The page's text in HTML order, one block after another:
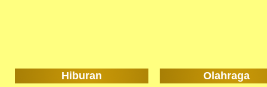
Hiburan Olahraga